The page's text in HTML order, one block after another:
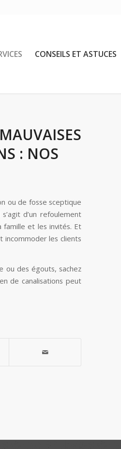
CONSEILS ET ASTUCES
: NOS
ou de fosse sceptique
d’un refoulement
famille et les invités. Et
incommoder les clients
ou des égouts, sachez
de canalisations peut